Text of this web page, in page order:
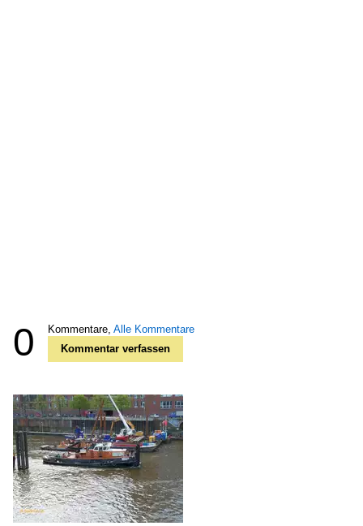
0 Kommentare, Alle Kommentare
Kommentar verfassen